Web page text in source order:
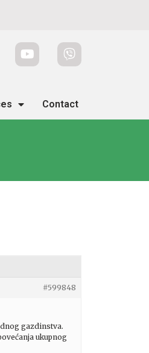
Contact
#599848
gazdinstva.
ukupnog